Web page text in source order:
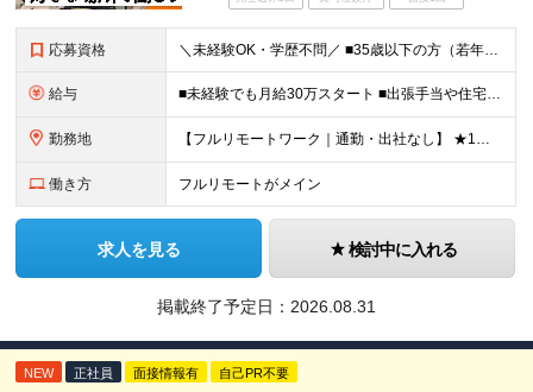
応募資格 ＼未経験OK・学歴不問／ ■35歳以下の方（若年層の長期キャリア形成のため） ■第二新卒OK ■普通自動車免許（AT）をお持ちの方 ▼▽こんな方はぜひご応募ください！▽▼ 「車の運転が好き！」 「地
給与 ■未経験でも月給30万スタート ■出張手当や住宅手当あり 【東京都・神奈川県】 月給35万円～60万円＋インセンティブ＋賞与＋諸手当 上記月給は、月42時間分の固定残業代（月8万3900円以上）を含
勤務地 【フルリモートワーク｜通勤・出社なし】 ★1人1台社用車貸与 ★転勤なし ★直帰直行OK 【本社】 兵庫県神戸市中央区明石町44 神戸御幸ビル4F ★☆積極採用中☆★ ◆北海道・東北：札幌／福島／
働き方 フルリモートがメイン
求人を見る 検討中に入れる
掲載終了予定日： 2026.08.31
NEW 正社員 面接情報有 自己PR不要